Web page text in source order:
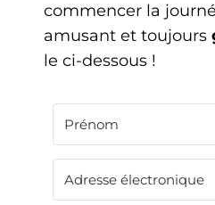
commencer la
amusant et toujours
le ci-dessous !